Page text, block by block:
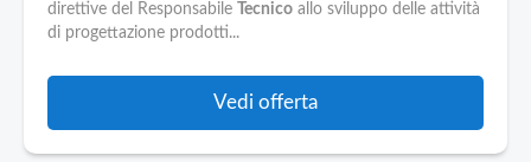
direttive del Responsabile
Tecnico allo sviluppo delle attività
di progettazione prodotti...
Vedi offerta